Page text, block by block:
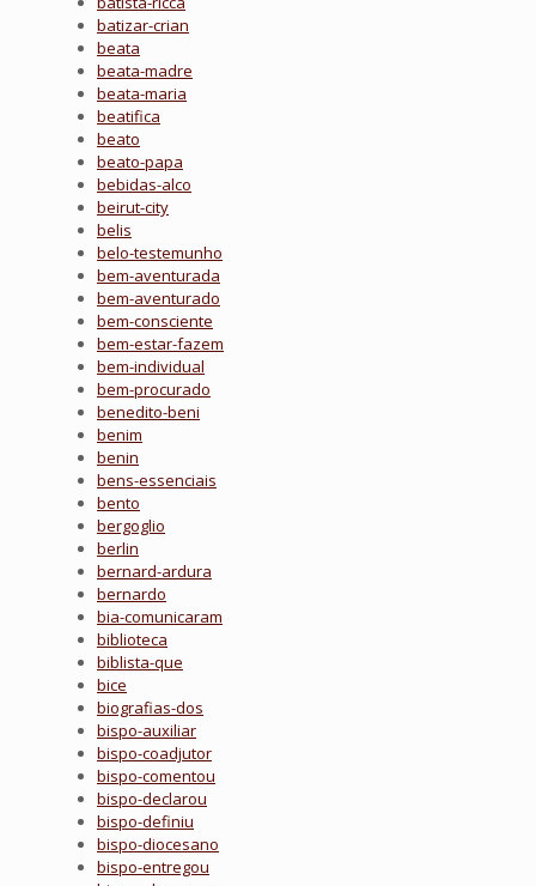
batizar-crian
beata
beata-madre
beata-maria
beatifica
beato
beato-papa
bebidas-alco
beirut-city
belis
belo-testemunho
bem-aventurada
bem-aventurado
bem-consciente
bem-estar-fazem
bem-individual
bem-procurado
benedito-beni
benim
benin
bens-essenciais
bento
bergoglio
berlin
bernard-ardura
bernardo
bia-comunicaram
biblioteca
biblista-que
bice
biografias-dos
bispo-auxiliar
bispo-coadjutor
bispo-comentou
bispo-declarou
bispo-definiu
bispo-diocesano
bispo-entregou